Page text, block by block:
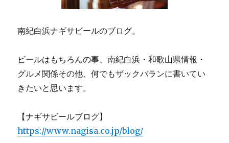
南紀白浜ナギサビールのブログ。
ビールはもちろんの事、南紀白浜・和歌山県情報・
グルメ関係その他、何でもザックバランに書いてい
きたいと思います。
【ナギサビールブログ】
https://www.nagisa.co.jp/blog/